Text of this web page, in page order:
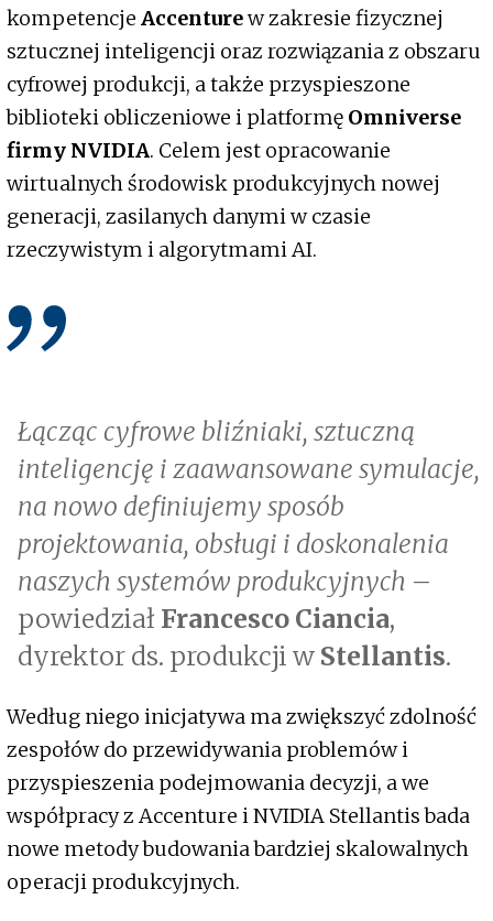
kompetencje Accenturew zakresie fizycznej
sztucznej inteligencji oraz rozwiązania z obszaru
cyfrowej produkcji, a także przyspieszone
biblioteki obliczeniowe i platformę Omniverse
firmy NVIDIA. Celem jest opracowanie
wirtualnych środowisk produkcyjnych nowej
generacji, zasilanych danymi w czasie
rzeczywistym i algorytmami AI.
Łącząc cyfrowe bliźniaki, sztuczną
inteligencję i zaawansowane symulacje,
na nowo definiujemy sposób
projektowania, obsługi i doskonalenia
naszych systemów produkcyjnych –
powiedział Francesco Ciancia,
dyrektor ds. produkcji w Stellantis.
Według niego inicjatywa ma zwiększyć zdolność
zespołów do przewidywania problemów i
przyspieszenia podejmowania decyzji, a we
współpracy z Accenture i NVIDIA Stellantis bada
nowe metody budowania bardziej skalowalnych
operacji produkcyjnych.